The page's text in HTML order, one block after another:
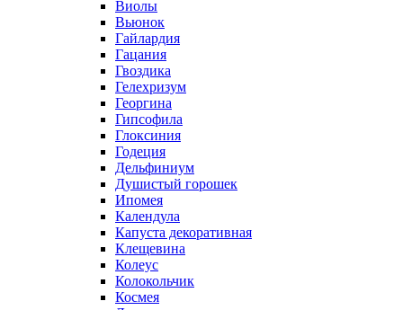
Виолы
Вьюнок
Гайлардия
Гацания
Гвоздика
Гелехризум
Георгина
Гипсофила
Глоксиния
Годеция
Дельфиниум
Душистый горошек
Ипомея
Календула
Капуста декоративная
Клещевина
Колеус
Колокольчик
Космея